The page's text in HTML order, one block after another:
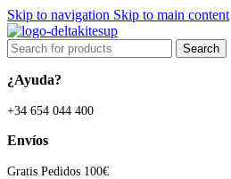
Skip to navigation Skip to main content
Search
¿Ayuda?
+34 654 044 400
Envíos
Gratis Pedidos 100€